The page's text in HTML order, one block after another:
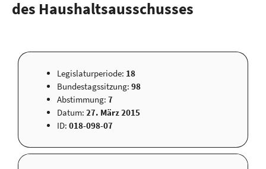
des Haushaltsausschusses
Legislaturperiode: 18
Bundestagssitzung: 98
Abstimmung: 7
Datum: 27. März 2015
ID: 018-098-07